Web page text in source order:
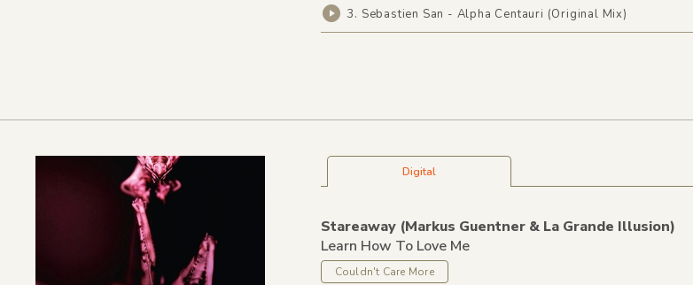
3. Sebastien San - Alpha Centauri (Original Mix)
Digital
Stareaway (Markus Guentner &La Grande Illusion)
Learn How To Love Me
Couldn't Care More